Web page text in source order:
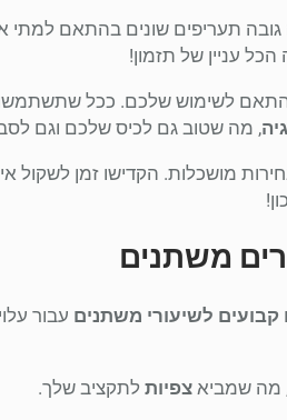
גובה תעריפים שונים בהתאם
עניין של תזמון!
לשימוש שלכם. ככל שתשתמשו
, מה שטוב גם לכיס שלכם וגם
מושכלות. הקדישו זמן לשקול
משתנים
קבועים לשיעורי משתנים עבור
מה שמביא צפיות לתקציב שלך.